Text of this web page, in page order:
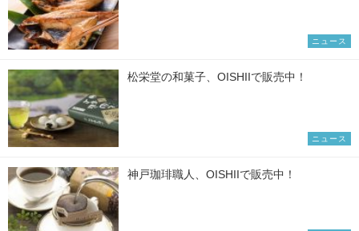
ニュース
松栄堂の和菓子、OISHIIで販売中！
ニュース
神戸珈琲職人、OISHIIで販売中！